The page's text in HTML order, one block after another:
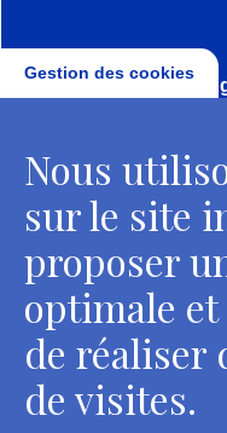
Direction, secrétariat
2 rue Vivienne - 75002
Tél. : + 33 1 44 41 16 41
Contacts
Département des
124 rue Henri Barbusse -
Gestion des cookies
Nous
sur le site
proposer
optimale
de réaliser
de visites.